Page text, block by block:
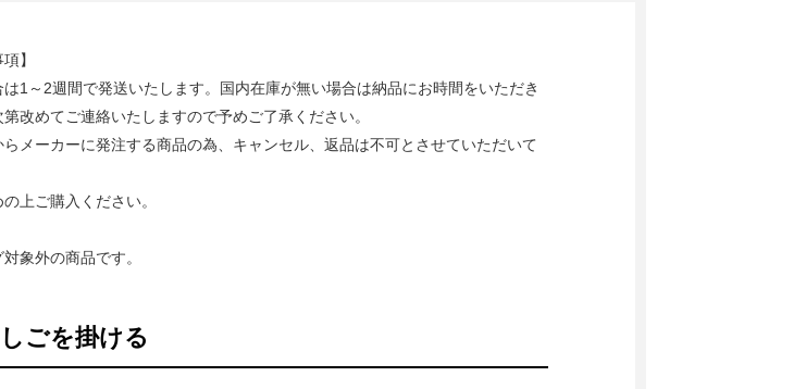
】
1～2週間で発送いたします。国内在庫が無い場合は納品にお時間をいただき
改めてご連絡いたしますので予めご了承ください。
メーカーに発注する商品の為、キャンセル、返品は不可とさせていただいて
上ご購入ください。
象外の商品です。
ごを掛ける